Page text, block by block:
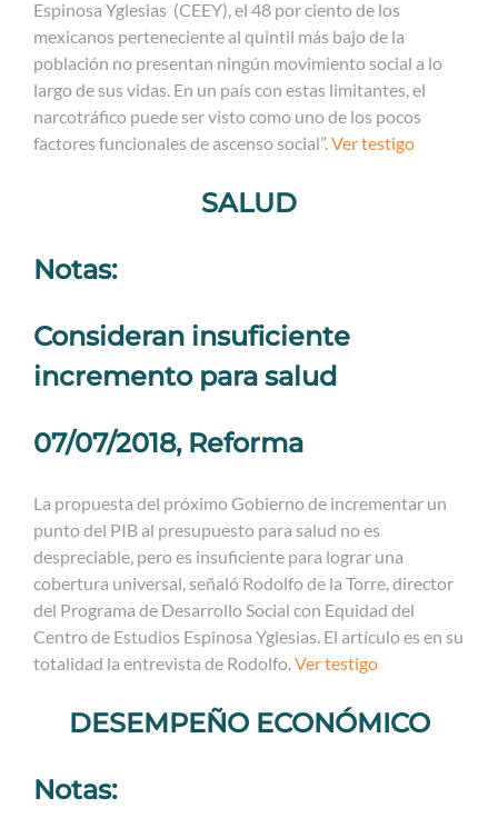
Espinosa Yglesias (CEEY), el 48 por ciento de los
mexicanos perteneciente al quintil más bajo de la
población no presentan ningún movimiento social a lo
largo de sus vidas. En un país con estas limitantes, el
narcotráfico puede ser visto como uno de los pocos
factores funcionales de ascenso social”.Ver testigo
SALUD
Notas:
Consideran insuficiente
incremento para salud
07/07/2018, Reforma
La propuesta del próximo Gobierno de incrementar un
punto del PIB al presupuesto para salud no es
despreciable, pero es insuficiente para lograr una
cobertura universal, señaló Rodolfo de la Torre, director
del Programa de Desarrollo Social con Equidad del
Centro de Estudios Espinosa Yglesias. El artículo es en su
totalidad la entrevista de Rodolfo.Ver testigo
DESEMPEÑO ECONÓMICO
Notas: